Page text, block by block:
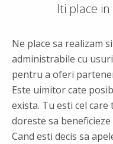
Iti place
Ne place sa realizam
administrabile cu
pentru a oferi
Este uimitor cate
exista. Tu esti cel care
doreste sa beneficieze
Cand esti decis sa